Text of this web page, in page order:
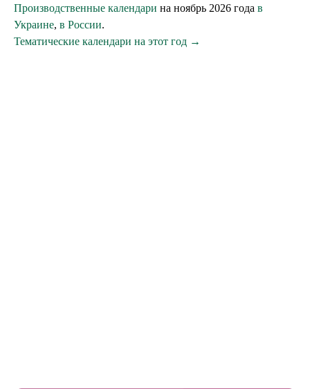
Производственные календари на ноябрь 2026 года в
Украине, в России.
Тематические календари на этот год →